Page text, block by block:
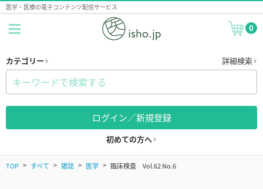
医学・医療の電子コンテンツ配信サービス
0
カテゴリー 詳細検索
ログイン／新規登録
初めての方へ
TOP すべて 雑誌 医学 臨床検査 Vol.62 No.6